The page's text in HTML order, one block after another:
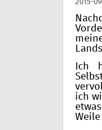
2015-
Ich
ich